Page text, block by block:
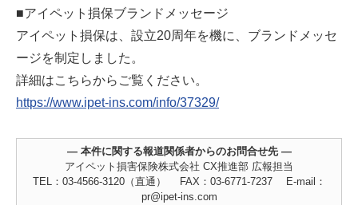
■アイペット損保ブランドメッセージ
アイペット損保は、設立20周年を機に、ブランドメッセ
ージを制定しました。
詳細はこちらからご覧ください。
https://www.ipet-ins.com/info/37329/
― 本件に関する報道関係者からのお問合せ先 ―
アイペット損害保険株式会社 CX推進部 広報担当
TEL：03-4566-3120（直通） FAX：03-6771-7237 E-mail：
pr@ipet-ins.com